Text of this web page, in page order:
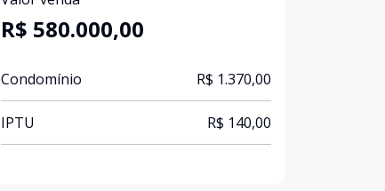
R$ 580.000,00
Condomínio R$ 1.370,00
IPTU R$ 140,00